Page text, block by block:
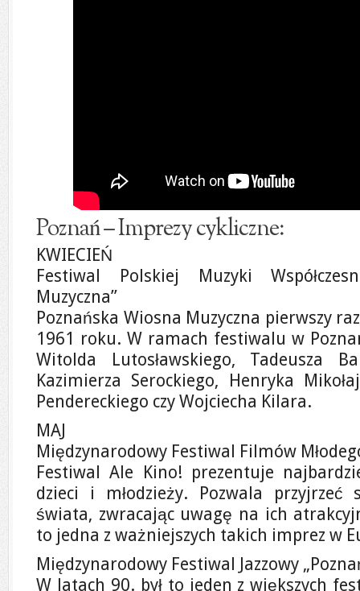
Poznań – Imprezy cykliczne:
KWIECIEŃ
Festiwal Polskiej Muzyki
Muzyczna”
Poznańska Wiosna Muzyczna pierwszy
1961 roku. W ramach festiwalu w
Witolda Lutosławskiego, Tadeusza
Kazimierza Serockiego, Henryka
Pendereckiego czy Wojciecha Kilara.
MAJ
Międzynarodowy Festiwal Filmów
Festiwal Ale Kino! prezentuje
dzieci i młodzieży. Pozwala przyjrzeć
świata, zwracając uwagę na ich
to jedna z ważniejszych takich imprez w
Międzynarodowy Festiwal Jazzowy
W latach 90. był to jeden z większych